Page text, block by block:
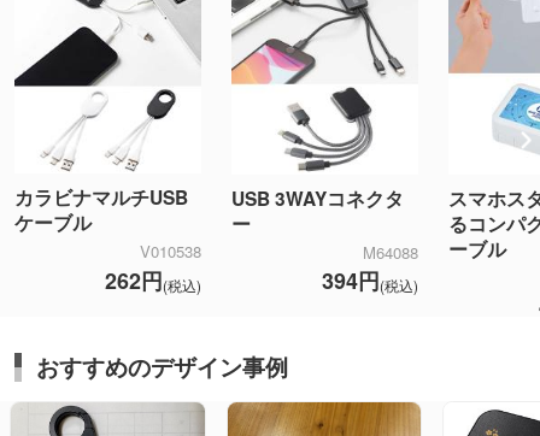
カラビナマルチUSB
ケーブル
V010538
262円(税込)
USB 3WAYコネクタ
ー
M64088
394円(税込)
スマホス
るコンパ
ーブル
おすすめのデザイン事例